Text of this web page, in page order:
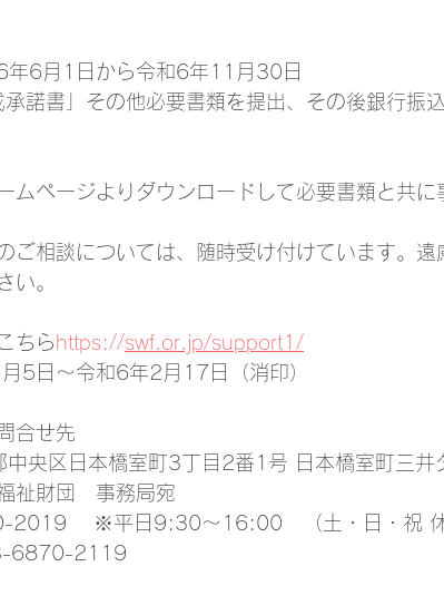
年6月1日から令和6年11月30日
諾書」その他必要書類を提出、その後銀行振
ムページよりダウンロードして必要書類と共に
ご相談については、随時受け付けています。
い。
ちら https://swf.or.jp/support1/
5日～令和6年2月17日（消印）
合せ先
央区日本橋室町3丁目2番1号 日本橋室町三井
祉財団　事務局宛
2019 　※平日9:30～16:00　（土・日・祝 休
6870-2119